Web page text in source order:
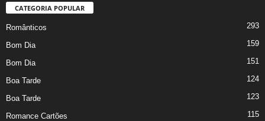
CATEGORIA POPULAR
Românticos 293
Bom Dia 159
Bom Dia 151
Boa Tarde 124
Boa Tarde 123
Romance Cartões 115